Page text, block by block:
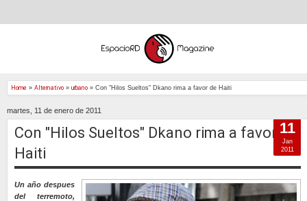
Home » Alternativo » urbano » Con "Hilos Sueltos" Dkano rima a favor de Haiti
martes, 11 de enero de 2011
Con "Hilos Sueltos" Dkano rima a favor de
Haiti
Un año despues
del terremoto,
11
Jan
2011